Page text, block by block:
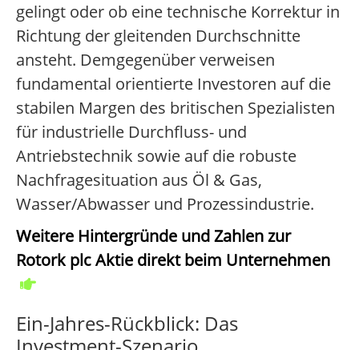
gelingt oder ob eine technische Korrektur in
Richtung der gleitenden Durchschnitte
ansteht. Demgegenüber verweisen
fundamental orientierte Investoren auf die
stabilen Margen des britischen Spezialisten
für industrielle Durchfluss- und
Antriebstechnik sowie auf die robuste
Nachfragesituation aus Öl & Gas,
Wasser/Abwasser und Prozessindustrie.
Weitere Hintergründe und Zahlen zur
Rotork plc Aktie direkt beim Unternehmen
Ein-Jahres-Rückblick: Das